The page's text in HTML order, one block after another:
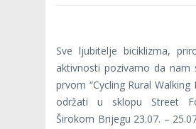
Sve ljubitelje biciklizma,
aktivnosti pozivamo da nam
prvom “Cycling Rural Walking
održati u sklopu Street
Širokom Brijegu 23.07. –